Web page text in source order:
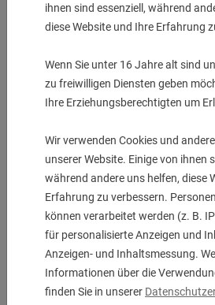
ihnen sind essenziell, während
diese Website und Ihre Erfahrung
Wenn Sie unter 16 Jahre alt sind
zu freiwilligen Diensten geben
Ihre Erziehungsberechtigten um
Wir verwenden Cookies und
unserer Website. Einige von ihnen
während andere uns helfen, diese
Erfahrung zu verbessern.
können verarbeitet werden (z. B.
für personalisierte Anzeigen und
Anzeigen- und Inhaltsmessung.
Informationen über die
finden Sie in unserer